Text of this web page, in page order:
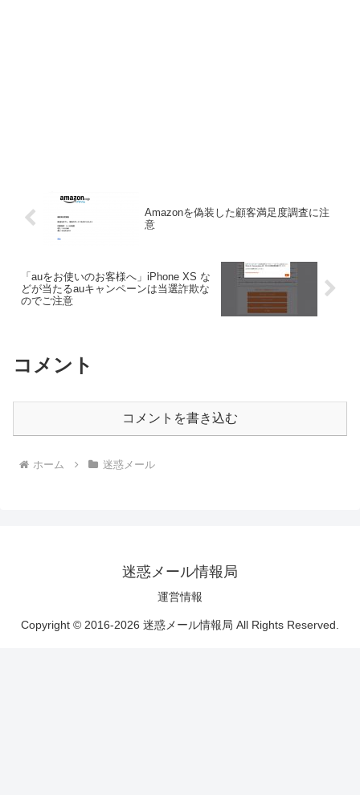
Amazonを偽装した顧客満足度調査に注
意
「auをお使いのお客様へ」iPhone XS な
どが当たるauキャンペーンは当選詐欺な
のでご注意
コメント
コメントを書き込む
ホーム 迷惑メール
迷惑メール情報局
運営情報
Copyright © 2016-2026 迷惑メール情報局 All Rights Reserved.